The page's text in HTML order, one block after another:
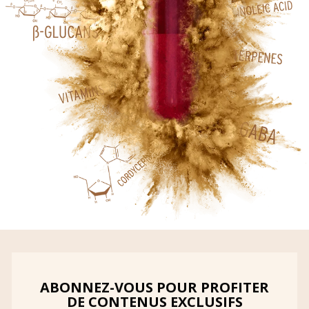
ABONNEZ-VOUS POUR PROFITER
DE CONTENUS EXCLUSIFS